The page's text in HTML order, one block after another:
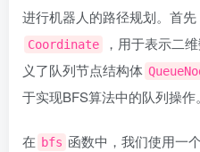
进行机器人的路径规划。首
Coordinate
，用于表示二
义了队列节点结构体
于实现BFS算法中的队列操作。
在 bfs 函数中，我们使用一